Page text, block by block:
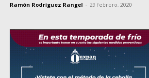
Ramón Rodríguez Rangel 29 febrero, 2020